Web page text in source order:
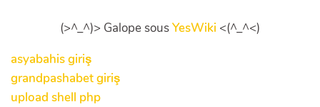
(>^_^)> Galope sousYesWiki <(^_^<)
asyabahis giriş
grandpashabet giriş
upload shell php